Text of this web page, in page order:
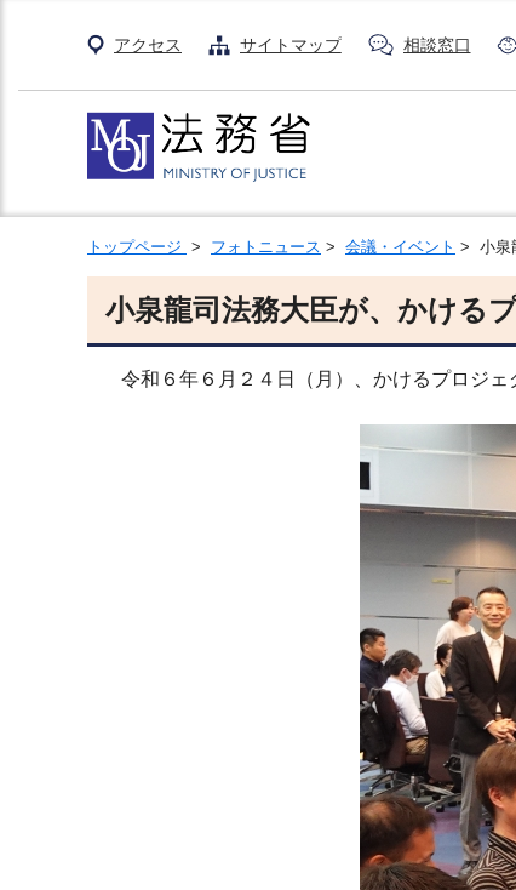
アクセス サイトマップ 相談窓口
トップページ > フォトニュース > 会議・イベント > 小泉
小泉龍司法務大臣が、かける
令和６年６月２４日（月）、かけるプロジェ